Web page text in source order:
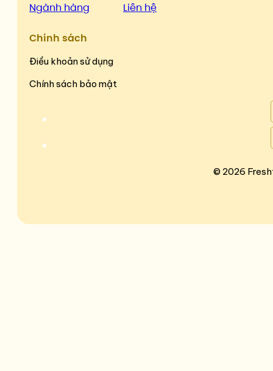
Ngành hàng
Liên hệ
Chính sách
Điều khoản sử dụng
Chính sách bảo mật
© 2026